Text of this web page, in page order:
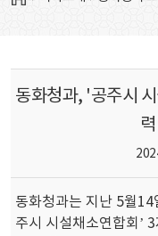
동화청과, '공주시
동화청과는 지난 5월14
주시 시설채소연합회’ 3